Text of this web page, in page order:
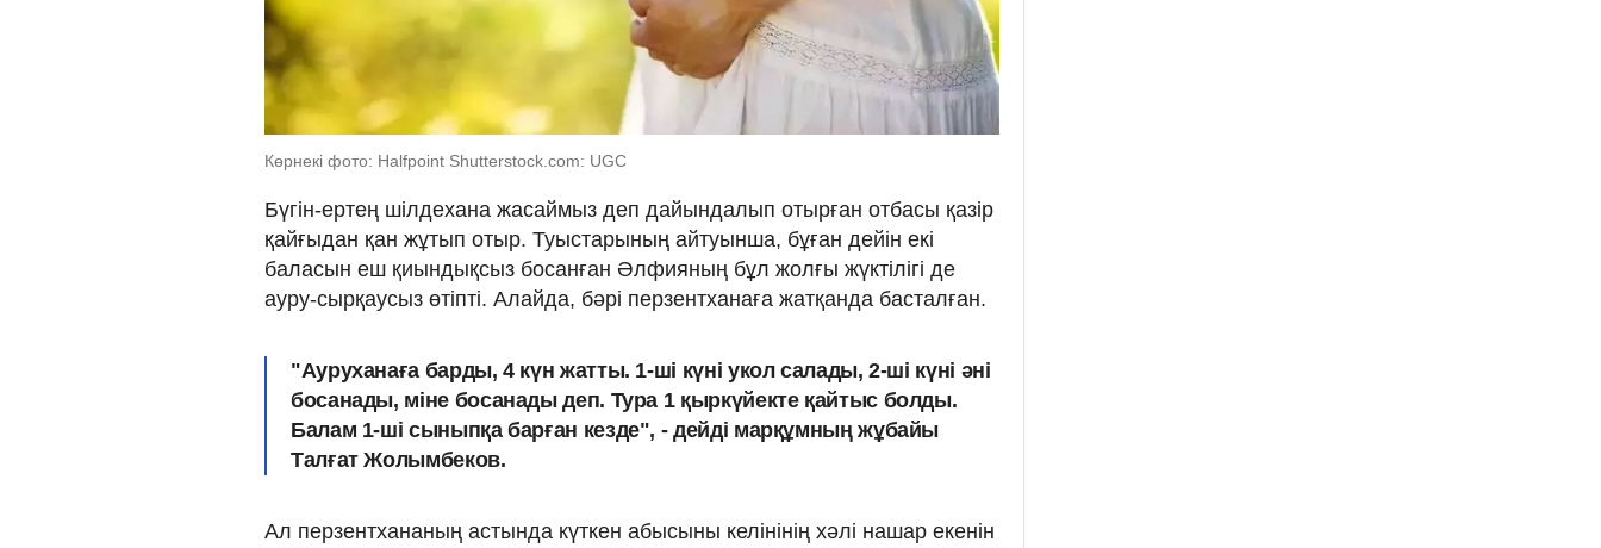
Көрнекі фото: Halfpoint Shutterstock.com: UGC
Бүгін-ертең шілдехана жасаймыз деп дайындалып отырған отбасы қазір
қайғыдан қан жұтып отыр. Туыстарының айтуынша, бұған дейін екі
баласын еш қиындықсыз босанған Әлфияның бұл жолғы жүктілігі де
ауру-сырқаусыз өтіпті. Алайда, бәрі перзентханаға жатқанда басталған.
"Ауруханаға барды, 4 күн жатты. 1-ші күні укол салады, 2-ші күні әні
босанады, міне босанады деп. Тура 1 қыркүйекте қайтыс болды.
Балам 1-ші сыныпқа барған кезде", - дейді марқұмның жұбайы
Талғат Жолымбеков.
Ал перзентхананың астында күткен абысыны келінінің хәлі нашар екенін